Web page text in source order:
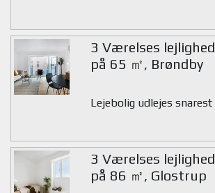
3 Værelses lejlighed
på 65 ㎡, Brøndby
Lejebolig udlejes snarest
3 Værelses lejlighed
på 86 ㎡, Glostrup